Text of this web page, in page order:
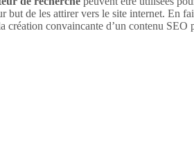
but de les attirer vers le site internet. En
création convaincante d’un contenu SEO